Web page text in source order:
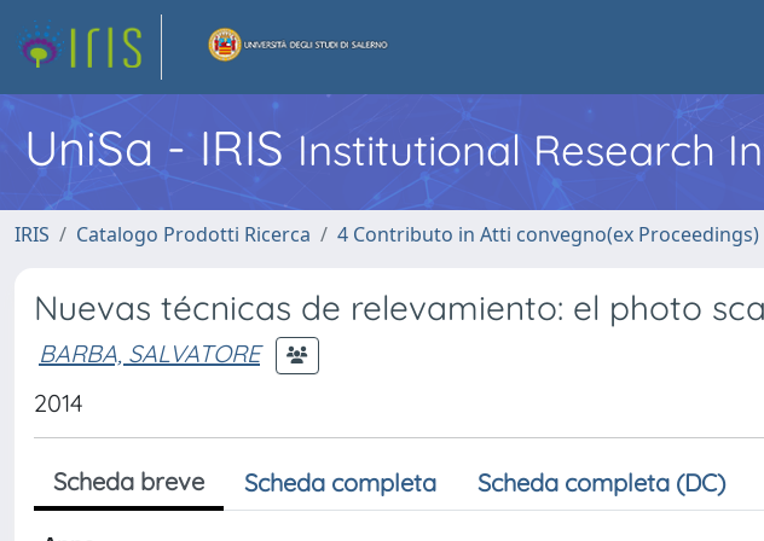
UniSa - IRIS Institutional Research
IRIS Catalogo Prodotti Ricerca 4 Contributo in Atti convegno(ex Proceedings)
Nuevas técnicas de relevamiento: el photo
BARBA, SALVATORE
2014
Scheda breve Scheda completa Scheda completa (DC)